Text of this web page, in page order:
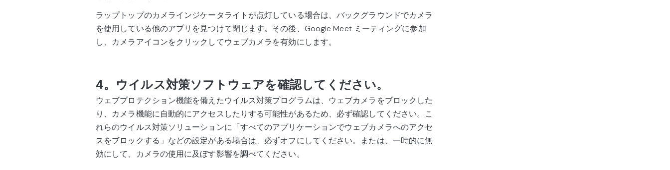
ラップトップのカメラインジケータライトが点灯している場合は、バックグラウンドでカメラ
を使用している他のアプリを見つけて閉じます。その後、Google Meet ミーティングに参加
し、カメラアイコンをクリックしてウェブカメラを有効にします。
4。ウイルス対策ソフトウェアを確認してください。
ウェブプロテクション機能を備えたウイルス対策プログラムは、ウェブカメラをブロックした
り、カメラ機能に自動的にアクセスしたりする可能性があるため、必ず確認してください。こ
れらのウイルス対策ソリューションに「すべてのアプリケーションでウェブカメラへのアクセ
スをブロックする」などの設定がある場合は、必ずオフにしてください。または、一時的に無
効にして、カメラの使用に及ぼす影響を調べてください。